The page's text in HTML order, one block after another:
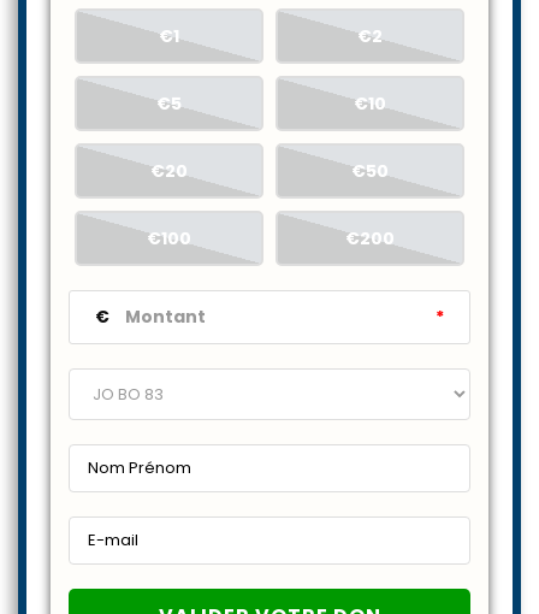
€1 €2
€5 €10
€20 €50
€100 €200
€ *